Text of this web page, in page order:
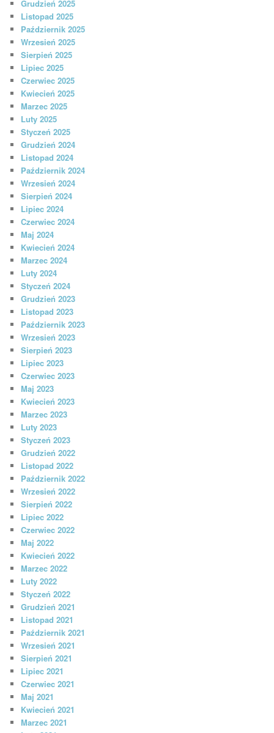
Grudzień 2025
Listopad 2025
Październik 2025
Wrzesień 2025
Sierpień 2025
Lipiec 2025
Czerwiec 2025
Kwiecień 2025
Marzec 2025
Luty 2025
Styczeń 2025
Grudzień 2024
Listopad 2024
Październik 2024
Wrzesień 2024
Sierpień 2024
Lipiec 2024
Czerwiec 2024
Maj 2024
Kwiecień 2024
Marzec 2024
Luty 2024
Styczeń 2024
Grudzień 2023
Listopad 2023
Październik 2023
Wrzesień 2023
Sierpień 2023
Lipiec 2023
Czerwiec 2023
Maj 2023
Kwiecień 2023
Marzec 2023
Luty 2023
Styczeń 2023
Grudzień 2022
Listopad 2022
Październik 2022
Wrzesień 2022
Sierpień 2022
Lipiec 2022
Czerwiec 2022
Maj 2022
Kwiecień 2022
Marzec 2022
Luty 2022
Styczeń 2022
Grudzień 2021
Listopad 2021
Październik 2021
Wrzesień 2021
Sierpień 2021
Lipiec 2021
Czerwiec 2021
Maj 2021
Kwiecień 2021
Marzec 2021